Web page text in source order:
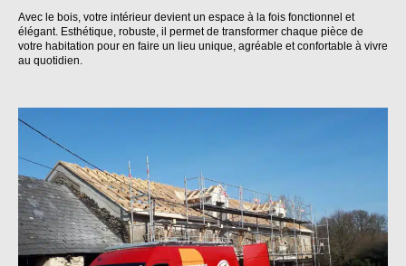
Avec le bois, votre intérieur devient un espace à la fois fonctionnel et
élégant. Esthétique, robuste, il permet de transformer chaque pièce de
votre habitation pour en faire un lieu unique, agréable et confortable à vivre
au quotidien.